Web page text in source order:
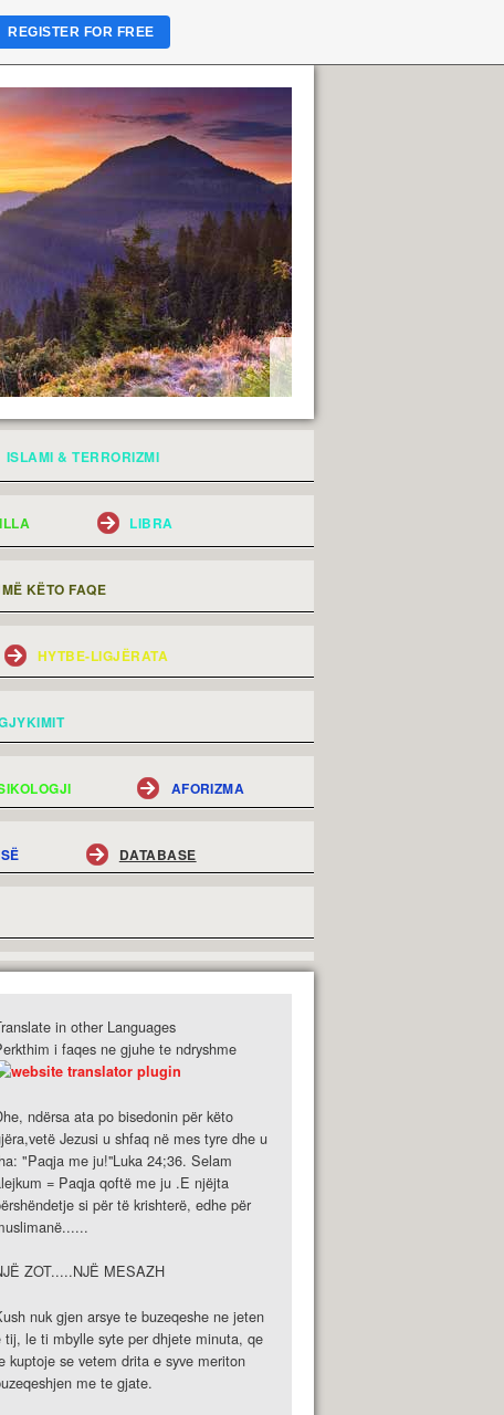
ISLAMI & TERRORIZMI
LIBRA
KËTO FAQE
HYTBE-LIGJËRATA
AFORIZMA
DATABASE
in other Languages
i faqes ne gjuhe te ndryshme
ndërsa ata po bisedonin për këto
Jezusi u shfaq në mes tyre dhe u
"Paqja me ju!''Luka 24;36. Selam
= Paqja qoftë me ju .E njëjta
si për të krishterë, edhe për
ZOT.....NJË MESAZH
nuk gjen arsye te buzeqeshe ne jeten
tij, le ti mbylle syte per dhjete minuta, qe
kuptoje se vetem drita e syve meriton
me te gjate.
REGISTER FOR FREE